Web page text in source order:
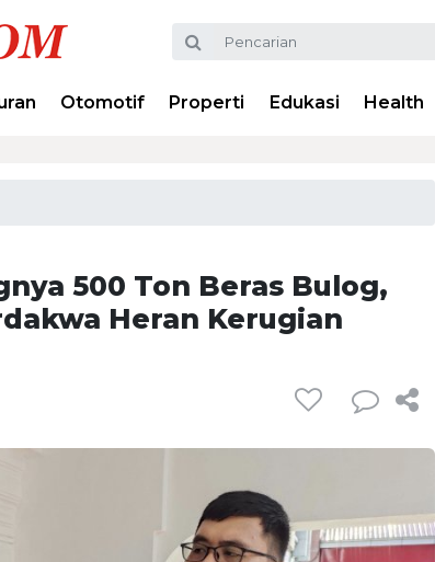
Otomotif Properti Edukasi Health
500 Ton Beras Bulog,
Heran Kerugian